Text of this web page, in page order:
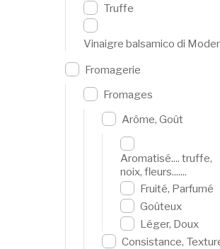
Truffe
Vinaigre balsamico di
Fromagerie
Fromages
Arôme, Goût
Aromatisé.... truffe,
noix, fleurs.......
Fruité, Parfumé
Goûteux
Léger, Doux
Consistance,